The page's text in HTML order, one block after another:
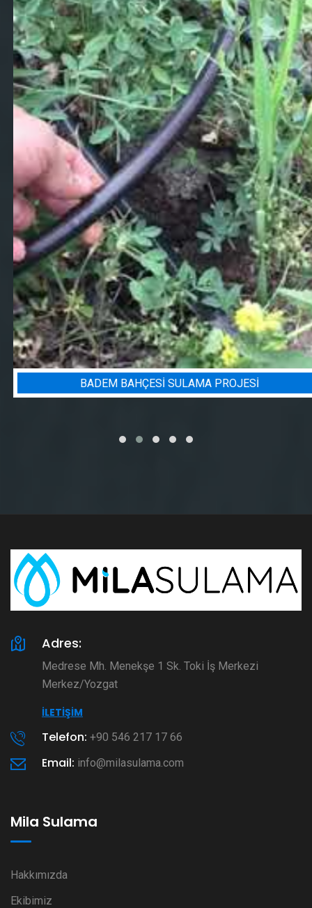
BADEM BAHÇESI SULAMA PROJESI
Adres:
Medrese Mh. Menekşe 1 Sk. Toki İş Merkezi
Merkez/Yozgat
İLETIŞIM
Telefon: +90 546 217 17 66
Email: info@milasulama.com
Mila Sulama
Hakkımızda
Ekibimiz